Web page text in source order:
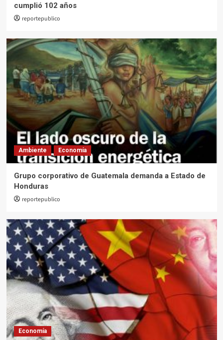
cumplió 102 años
reportepublico
Ambiente Economía
Grupo corporativo de Guatemala demanda a Estado de
Honduras
reportepublico
Economía